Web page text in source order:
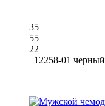
35
55
22
12258-01 черный